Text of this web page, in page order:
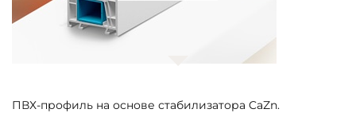
ПВХ-профиль на основе стабилизатора CaZn.